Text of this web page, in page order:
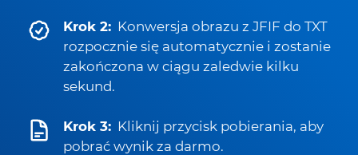
Krok 2: Konwersja obrazu z JFIF do TXT
rozpocznie się automatycznie i zostanie
zakończona w ciągu zaledwie kilku
sekund.
Krok 3: Kliknij przycisk pobierania, aby
pobrać wynik za darmo.